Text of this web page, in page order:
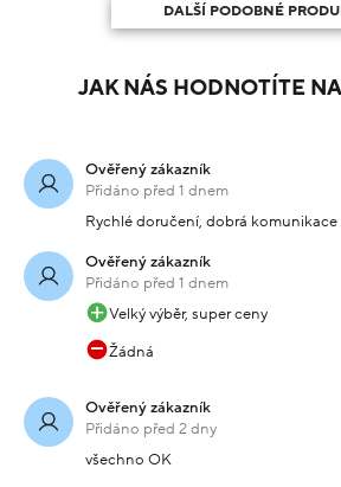
DALŠÍ PODOBNÉ
JAK NÁS HODNOTÍTE
Ověřený zákazník
Přidáno před 1 dnem
Rychlé doručení, dobrá
Ověřený zákazník
Přidáno před 1 dnem
Velký výběr, super ceny
Žádná
Ověřený zákazník
Přidáno před 2 dny
všechno OK